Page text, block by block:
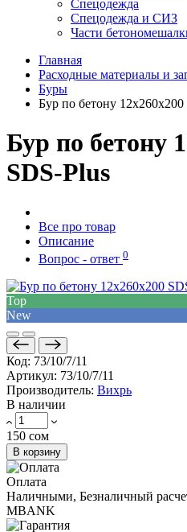
Спецодежда
Спецодежда и СИЗ
Части
Главная
Расходные материалы и
Буры
Бур по бетону 12x260x200
Бур по бетону
SDS-Plus
Все про товар
Описание
Вопрос - ответ 0
Top
New
Код: 73/10/7/11
Артикул: 73/10/7/11
Производитель: Вихрь
В наличии
150 сом
В корзину
Оплата
Наличными, Безналичный
MBANK